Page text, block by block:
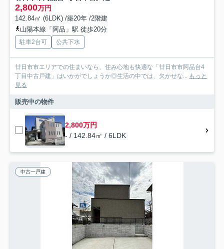
2,800万円
142.84㎡ (6LDK) /築20年 /2階建
山陽本線「阿品」駅 徒歩20分
駐車2台可 公共下水
廿日市市エリアでの住まいなら、住み心地も快適な「廿日市市阿品台4
丁目中古戸建」はいかがでしょうか◎生活の中では、欠かせな... もっと
見る
販売中の物件
2,800万円
- / 142.84㎡ / 6LDK
中古一戸建